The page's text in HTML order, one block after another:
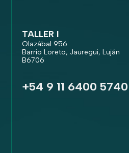
TALLER I
Olazábal 956
Barrio Loreto, Jauregui, Luján
B6706
+54 9 11 6400 5740